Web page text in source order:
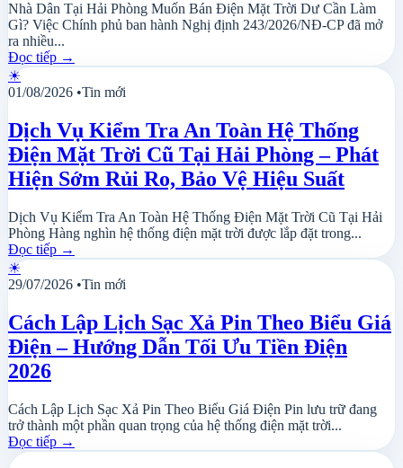
Nhà Dân Tại Hải Phòng Muốn Bán Điện Mặt Trời Dư Cần Làm
Gì? Việc Chính phủ ban hành Nghị định 243/2026/NĐ-CP đã mở
ra nhiều...
Đọc tiếp →
☀
01/08/2026 •Tin mới
Dịch Vụ Kiểm Tra An Toàn Hệ Thống
Điện Mặt Trời Cũ Tại Hải Phòng – Phát
Hiện Sớm Rủi Ro, Bảo Vệ Hiệu Suất
Dịch Vụ Kiểm Tra An Toàn Hệ Thống Điện Mặt Trời Cũ Tại Hải
Phòng Hàng nghìn hệ thống điện mặt trời được lắp đặt trong...
Đọc tiếp →
☀
29/07/2026 •Tin mới
Cách Lập Lịch Sạc Xả Pin Theo Biểu Giá
Điện – Hướng Dẫn Tối Ưu Tiền Điện
2026
Cách Lập Lịch Sạc Xả Pin Theo Biểu Giá Điện Pin lưu trữ đang
trở thành một phần quan trọng của hệ thống điện mặt trời...
Đọc tiếp →